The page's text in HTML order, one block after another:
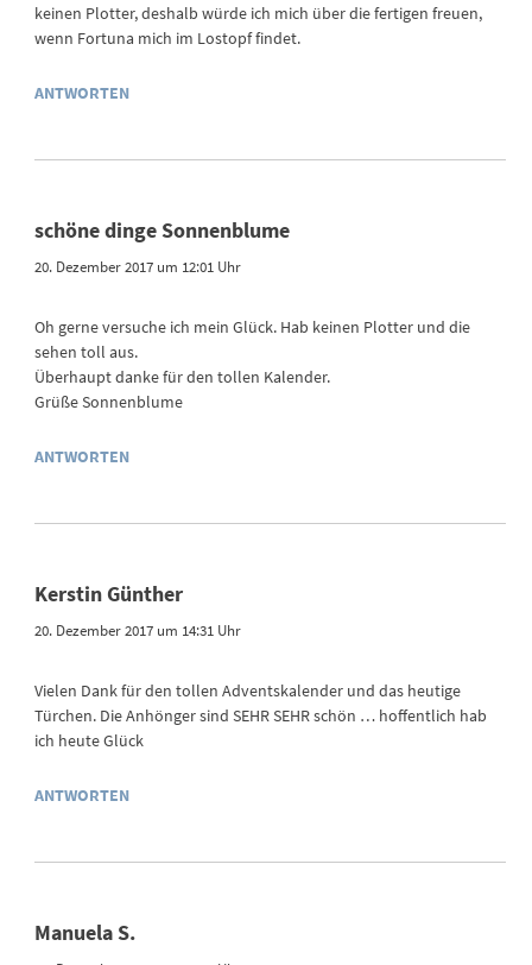
keinen Plotter, deshalb würde ich mich über die fertigen freuen,
wenn Fortuna mich im Lostopf findet.
ANTWORTEN
schöne dinge Sonnenblume
20. Dezember 2017 um 12:01 Uhr
Oh gerne versuche ich mein Glück. Hab keinen Plotter und die
sehen toll aus.
Überhaupt danke für den tollen Kalender.
Grüße Sonnenblume
ANTWORTEN
Kerstin Günther
20. Dezember 2017 um 14:31 Uhr
Vielen Dank für den tollen Adventskalender und das heutige
Türchen. Die Anhönger sind SEHR SEHR schön … hoffentlich hab
ich heute Glück
ANTWORTEN
Manuela S.